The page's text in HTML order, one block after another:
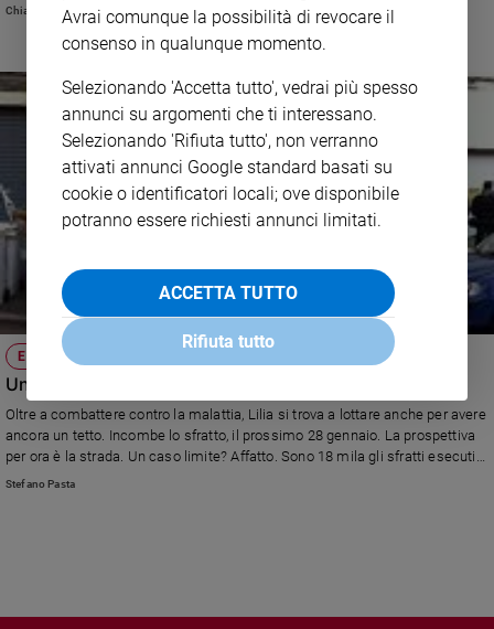
Sanremo
Cinema,
Tv
streaming
Famiglia
educazione
Genitori
e
figli
Nonni
Coppia
Scuola
mondo»
Chiara Pelizzoni
EMERGENZA CASA
Una casa per Lilia
Oltre a combattere contro la malattia, Lilia si trova a lottare anche per avere
ancora un tetto. Incombe lo sfratto, il prossimo 28 gennaio. La prospettiva
per ora è la strada. Un caso limite? Affatto. Sono 18 mila gli sfratti esecutivi,
nella sola Milano, in attesa di esecuzione.
Stefano Pasta
Avrai comunque la possibilità di revocare il
consenso in qualunque momento.
Selezionando 'Accetta tutto', vedrai più spesso
annunci su argomenti che ti interessano.
Selezionando 'Rifiuta tutto', non verranno
attivati annunci Google standard basati su
cookie o identificatori locali; ove disponibile
potranno essere richiesti annunci limitati.
ACCETTA TUTTO
Rifiuta tutto